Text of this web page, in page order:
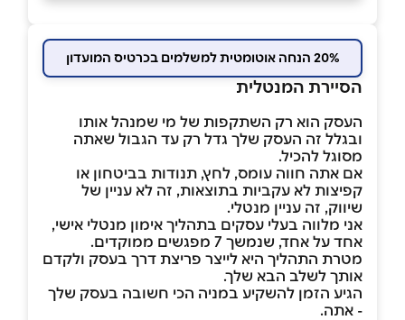
20% הנחה אוטומטית למשלמים בכרטיס המועדון
הסיירת המנטלית
העסק הוא רק השתקפות של מי שמנהל אותו
ובגלל זה העסק שלך גדל רק עד הגבול שאתה
מסוגל להכיל.
אם אתה חווה עומס, לחץ, תנודות בביטחון או
קפיצות לא עקביות בתוצאות, זה לא עניין של
שיווק, זה עניין מנטלי.
אני מלווה בעלי עסקים בתהליך אימון מנטלי אישי,
אחד על אחד, שנמשך 7 מפגשים ממוקדים.
מטרת התהליך היא לייצר פריצת דרך בעסק ולקדם
אותך לשלב הבא שלך.
הגיע הזמן להשקיע במניה הכי חשובה בעסק שלך
- אתה.